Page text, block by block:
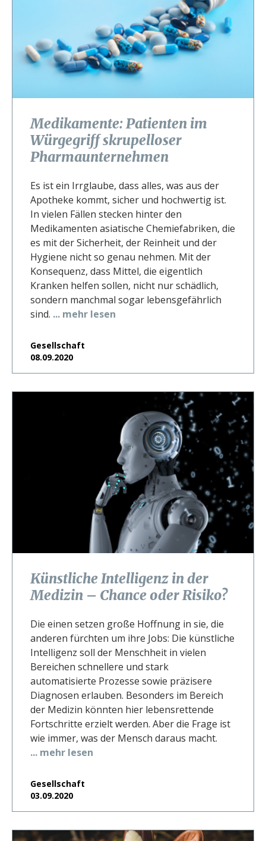
Medikamente: Patienten im
Würgegriff skrupelloser
Pharmaunternehmen
Es ist ein Irrglaube, dass alles, was aus der
Apotheke kommt, sicher und hochwertig ist.
In vielen Fällen stecken hinter den
Medikamenten asiatische Chemiefabriken, die
es mit der Sicherheit, der Reinheit und der
Hygiene nicht so genau nehmen. Mit der
Konsequenz, dass Mittel, die eigentlich
Kranken helfen sollen, nicht nur schädlich,
sondern manchmal sogar lebensgefährlich
sind. ... mehr lesen
Gesellschaft
08.09.2020
Künstliche Intelligenz in der
Medizin – Chance oder Risiko?
Die einen setzen große Hoffnung in sie, die
anderen fürchten um ihre Jobs: Die künstliche
Intelligenz soll der Menschheit in vielen
Bereichen schnellere und stark
automatisierte Prozesse sowie präzisere
Diagnosen erlauben. Besonders im Bereich
der Medizin könnten hier lebensrettende
Fortschritte erzielt werden. Aber die Frage ist
wie immer, was der Mensch daraus macht.
... mehr lesen
Gesellschaft
03.09.2020